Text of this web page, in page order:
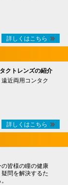
詳しくはこちら
クトレンズの紹介
近両用コンタク
詳しくはこちら
皆様の瞳の健康
問を解決するた